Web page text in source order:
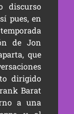
discurso
pues, en
de Jon
que
dirigido
Barat
a una